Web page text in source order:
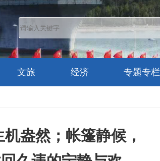
文旅 经济 专题专栏
盎然；帐篷静候，